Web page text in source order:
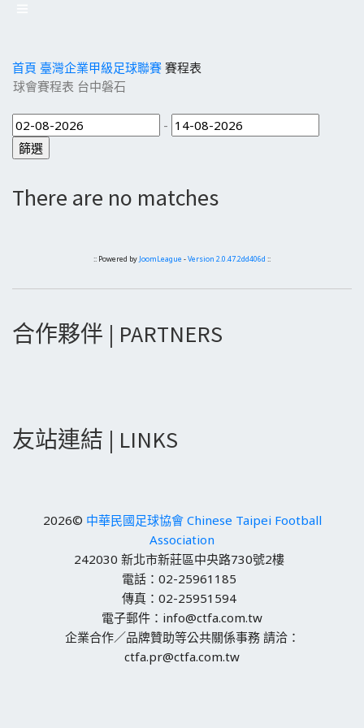
首頁 臺灣企業甲級足球聯賽 賽程表
球會賽程表 台中磐石
-
There are no matches
:: Powered by JoomLeague -Version 2.0.47.2dd406d ::
合作夥伴 | PARTNERS
友站連結 | LINKS
2026© 中華民國足球協會 Chinese Taipei Football
Association
242030 新北市新莊區中央路730號2樓
電話：02-25961185
傳真：02-25951594
電子郵件：info@ctfa.com.tw
企業合作／品牌贊助等公共關係事務 請洽：
ctfa.pr@ctfa.com.tw